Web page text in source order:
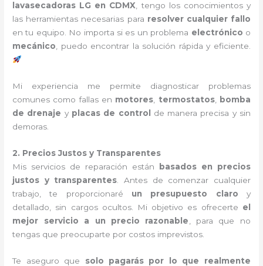
lavasecadoras LG en CDMX , tengo los conocimientos y
las herramientas necesarias para resolver cualquier fallo
en tu equipo. No importa si es un problema electrónico o
mecánico , puedo encontrar la solución rápida y eficiente.
Mi experiencia me permite diagnosticar problemas
comunes como fallas en motores termostatos,
bomba
de drenaje y placas de control
de manera precisa y sin
demoras.
2. Precios Justos y Transparentes
Mis servicios de reparación están
basados en precios
justos y transparentes . Antes de comenzar cualquier
trabajo, te proporcionaré un presupuesto claro y
detallado, sin cargos ocultos. Mi objetivo es ofrecerte el
mejor servicio a un precio razonable , para que no
tengas que preocuparte por costos imprevistos.
Te aseguro que solo pagarás por lo que realmente